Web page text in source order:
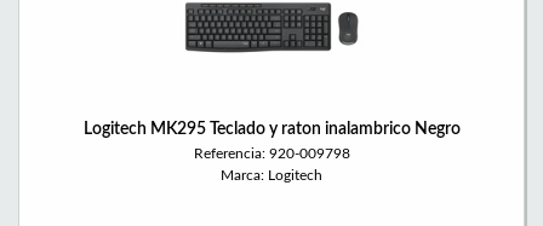
Logitech MK295 Teclado y raton inalambrico Negro
Referencia: 920-009798
Marca: Logitech